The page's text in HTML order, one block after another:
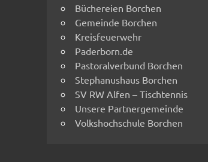
Büchereien Borchen
Gemeinde Borchen
Kreisfeuerwehr
Paderborn.de
Pastoralverbund Borchen
Stephanushaus Borchen
SV RW Alfen – Tischtennis
Unsere Partnergemeinde
Volkshochschule Borchen